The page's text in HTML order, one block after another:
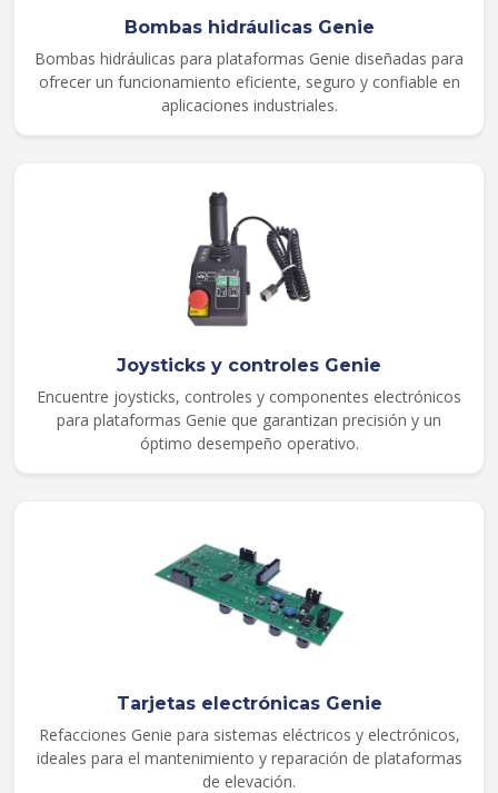
Bombas hidráulicas Genie
Bombas hidráulicas para plataformas Genie diseñadas para
ofrecer un funcionamiento eficiente, seguro y confiable en
aplicaciones industriales.
Joysticks y controles Genie
Encuentre joysticks, controles y componentes electrónicos
para plataformas Genie que garantizan precisión y un
óptimo desempeño operativo.
Tarjetas electrónicas Genie
Refacciones Genie para sistemas eléctricos y electrónicos,
ideales para el mantenimiento y reparación de plataformas
de elevación.